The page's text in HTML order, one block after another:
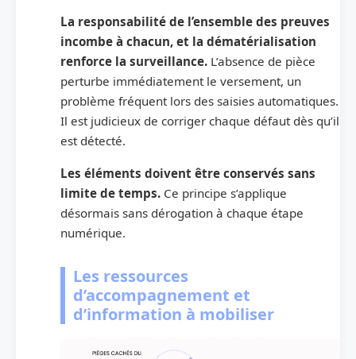
La responsabilité de l’ensemble des preuves
incombe à chacun, et la dématérialisation
renforce la surveillance. L’absence de pièce
perturbe immédiatement le versement, un
problème fréquent lors des saisies automatiques.
Il est judicieux de corriger chaque défaut dès qu’il
est détecté.
Les éléments doivent être conservés sans
limite de temps. Ce principe s’applique
désormais sans dérogation à chaque étape
numérique.
Les ressources
d’accompagnement et
d’information à mobiliser